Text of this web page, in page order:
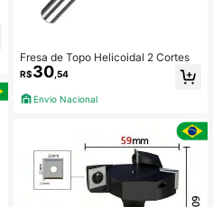
Fresa de Topo Helicoidal 2 Cortes
R$30 ,54
Envio Nacional